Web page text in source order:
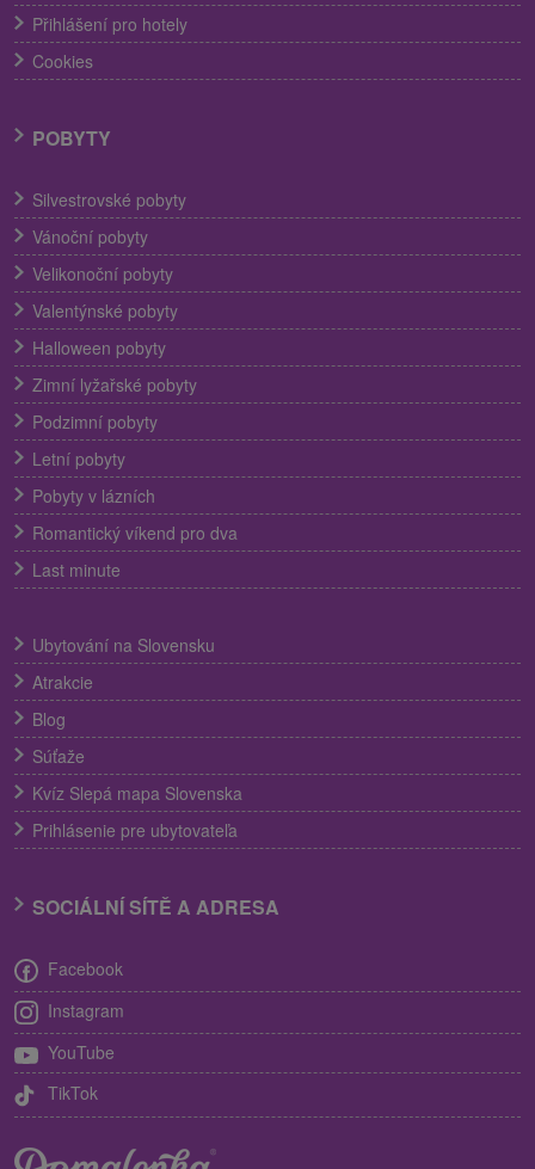
Přihlášení pro hotely
Cookies
POBYTY
Silvestrovské pobyty
Vánoční pobyty
Velikonoční pobyty
Valentýnské pobyty
Halloween pobyty
Zimní lyžařské pobyty
Podzimní pobyty
Letní pobyty
Pobyty v lázních
Romantický víkend pro dva
Last minute
Ubytování na Slovensku
Atrakcie
Blog
Súťaže
Kvíz Slepá mapa Slovenska
Prihlásenie pre ubytovateľa
SOCIÁLNÍ SÍTĚ A ADRESA
Facebook
Instagram
YouTube
TikTok